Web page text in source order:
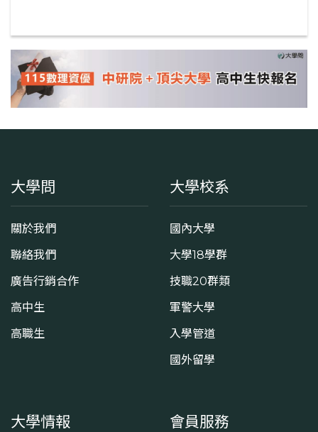
大學問
關於我們
聯絡我們
廣告行銷合作
高中生
高職生
大學校系
國內大學
大學18學群
技職20群類
軍警大學
入學管道
國外留學
大學情報 會員服務